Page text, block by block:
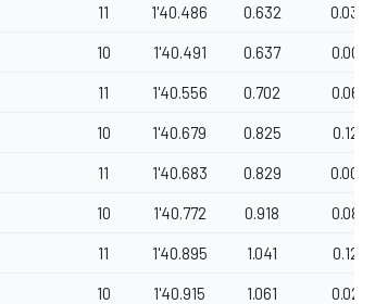
11 1'40.486 0.632 0.034
10 1'40.491 0.637 0.005
11 1'40.556 0.702 0.065
10 1'40.679 0.825 0.123
11 1'40.683 0.829 0.004
10 1'40.772 0.918 0.089
11 1'40.895 1.041 0.123
10 1'40.915 1.061 0.020